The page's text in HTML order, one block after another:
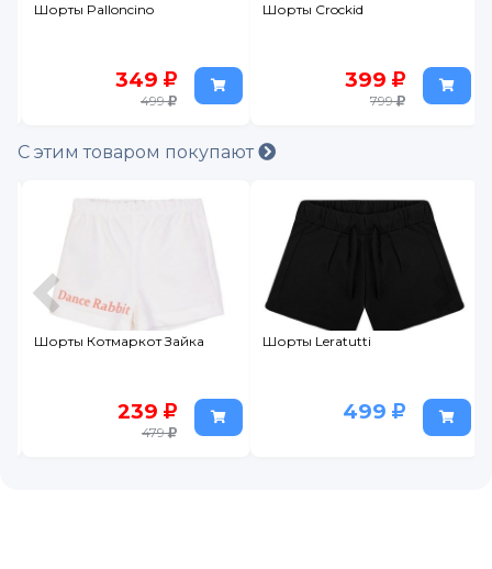
Шорты Palloncino
349
499
Шорты Crockid
399
799
С этим товаром покупают
Шорты Котмаркот Зайка
239
479
Шорты Leratutti
499